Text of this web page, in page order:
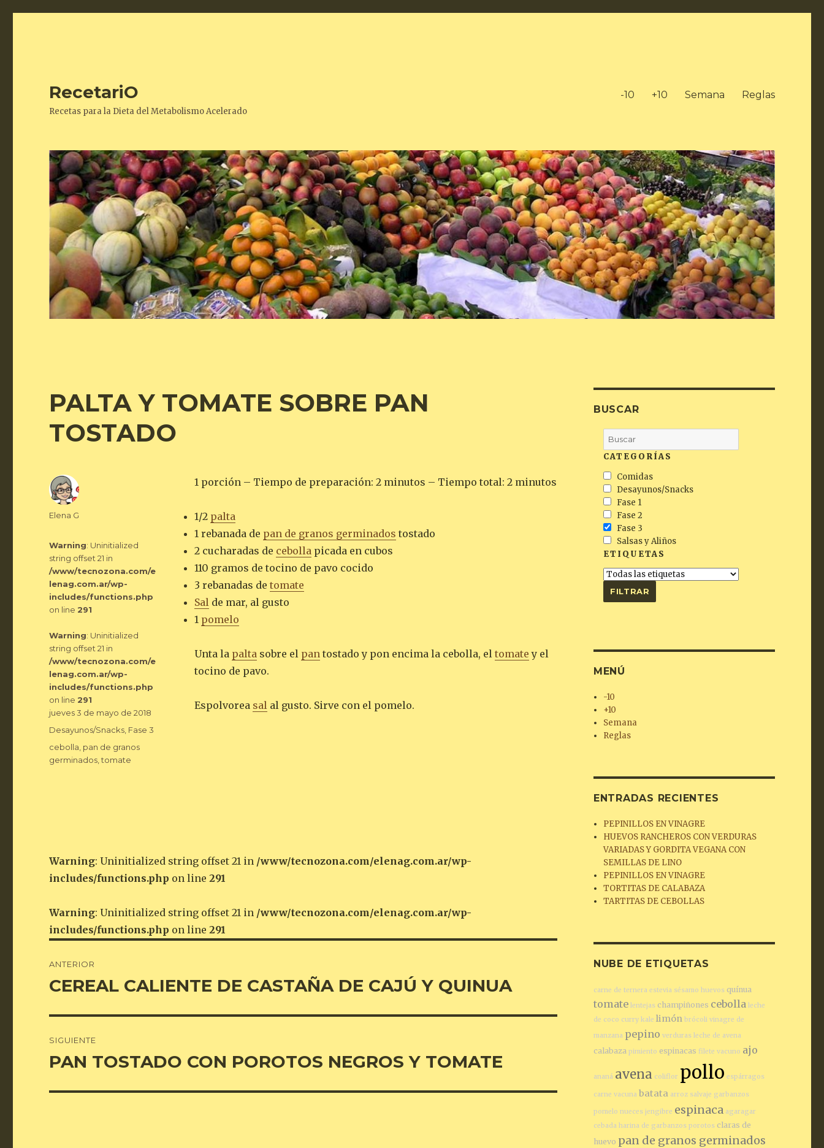
RecetariO
Recetas para la Dieta del Metabolismo Acelerado
-10 +10 Semana Reglas
PALTA Y TOMATE SOBRE PAN
TOSTADO
1 porción – Tiempo de preparación: 2 minutos – Tiempo total: 2 minutos
1/2 palta
1 rebanada de pan de granos germinados tostado
2 cucharadas de cebollapicada en cubos
110 gramos de tocino de pavo cocido
3 rebanadas de tomate
Salde mar, al gusto
1 pomelo
Unta la paltasobre el pantostado y pon encima la cebolla, el tomate y el
tocino de pavo.
Espolvorea salal gusto. Sirve con el pomelo.
Autor
Elena G
Warning: Uninitialized
string offset 21 in
/www/tecnozona.com/e
lenag.com.ar/wp-
includes/functions.php
on line 291
Warning: Uninitialized
string offset 21 in
/www/tecnozona.com/e
lenag.com.ar/wp-
includes/functions.php
on line 291
Publicado
jueves 3 de mayo de 2018
Categorías
Desayunos/Snacks Fase 3
Etiquetas
cebolla pan de granos
germinados ,tomate
Warning: Uninitialized string offset 21 in /www/tecnozona.com/elenag.com.ar/wp-
includes/functions.php on line291
Warning: Uninitialized string offset 21 in /www/tecnozona.com/elenag.com.ar/wp-
includes/functions.php on line291
de
ANTERIOR
Entrada
CEREAL CALIENTE DE CASTAÑA DE CAJÚ Y QUINUA
SIGUIENTE
Entrada
PAN TOSTADO CON POROTOS NEGROS Y TOMATE
BUSCAR
CATEGORÍAS
Comidas
Desayunos/Snacks
Fase 1
Fase 2
Fase 3
Salsas y Aliños
ETIQUETAS
MENÚ
-10
+10
Semana
Reglas
ENTRADAS RECIENTES
PEPINILLOS EN VINAGRE
HUEVOS RANCHEROS CON VERDURAS
VARIADAS Y GORDITA VEGANA CON
SEMILLAS DE LINO
PEPINILLOS EN VINAGRE
TORTITAS DE CALABAZA
TARTITAS DE CEBOLLAS
NUBE DE ETIQUETAS
carne de ternera estevia sésamo huevos quínua
tomate lentejas champiñones cebolla leche
de coco curry kale limón brócoli vinagre de
manzana pepino verduras leche de avena
calabaza pimiento espinacas filete vacuno ajo
ananá avena coliflor pollo espárragos
carne vacuna batata arroz salvaje garbanzos
pomelo nueces jengibre espinaca agaragar
cebada harina de garbanzos porotos claras de
huevo pan de granos germinados